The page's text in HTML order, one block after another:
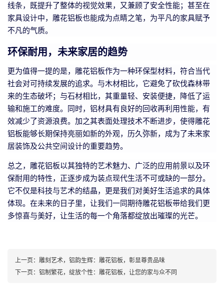
线条，既提升了整体的视觉效果，又兼顾了安全性能；甚至在
家具设计中，雕花铝板也能成为点睛之笔，为平凡的家具赋予
不凡的气质。
环保耐用，未来家居的趋势
更为值得一提的是，雕花铝板作为一种环保型材料，符合当代
社会对可持续发展的追求。与木材相比，它避免了砍伐森林带
来的生态破坏；与石材相比，其重量轻、安装便捷，降低了运
输和施工的难度。同时，铝材具有良好的回收再利用性能，有
效减少了资源浪费。加之其表面处理技术不断进步，使得雕花
铝板能够长期保持亮丽如新的外观，历久弥新，成为了未来家
居装饰及公共空间设计的重要趋势。
总之，雕花铝板以其独特的艺术魅力、广泛的应用前景以及环
保耐用的特性，正逐步成为装点现代生活不可或缺的一部分。
它不仅是科技与艺术的结晶，更是我们对美好生活追求的具体
体现。在未来的日子里，让我们一同期待雕花铝板带给我们更
多惊喜与美好，让生活的每一个角落都绽放出璀璨的光芒。
上一页： 雕刻艺术，铝韵生辉：雕花铝板，彰显尊贵品味
下一页： 铝制繁花，绽放个性：雕花铝板，让您的家与众不同